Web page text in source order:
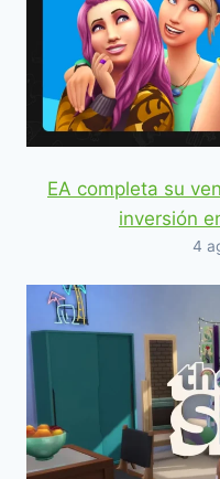
EA completa su
inversión
4